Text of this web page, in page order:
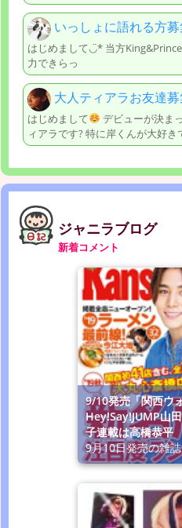
いっしょに語れる方
はじめまして◡̈︎* 当方
力できらっ
大人ティアラお友達
はじめまして
デビューが決ま
ィアラです? 特に岸くんが大好き
ジャニラブログ
新着コメント
9/10発売「関西ウ
Hey!Say!JUMP山
子連載は高橋恭平
9月10日発売の雑